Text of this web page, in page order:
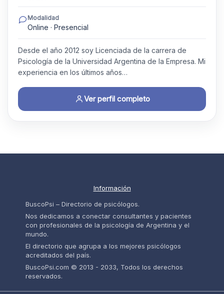
Modalidad
Online · Presencial
Desde el año 2012 soy Licenciada de la carrera de
Psicología de la Universidad Argentina de la Empresa. Mi
experiencia en los últimos años…
Ver perfil completo
Información
BuscoPsi – Directorio de psicólogos.
Nos dedicamos a conectar consultantes y pacientes
con profesionales de la psicología de Argentina y el
mundo.
El directorio que agrupa a los mejores psicólogos
acreditados del país.
BuscoPsi.com © 2013 - 2033, Todos los derechos
reservados.